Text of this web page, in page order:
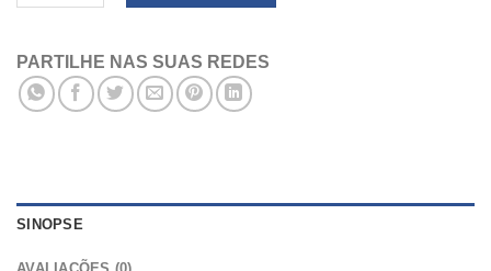
PARTILHE NAS SUAS REDES
SINOPSE